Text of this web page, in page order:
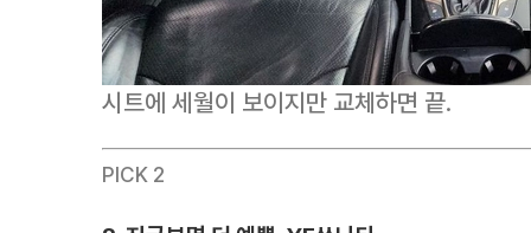
시트에 세월이 보이지만 교체하면 끝.
PICK 2